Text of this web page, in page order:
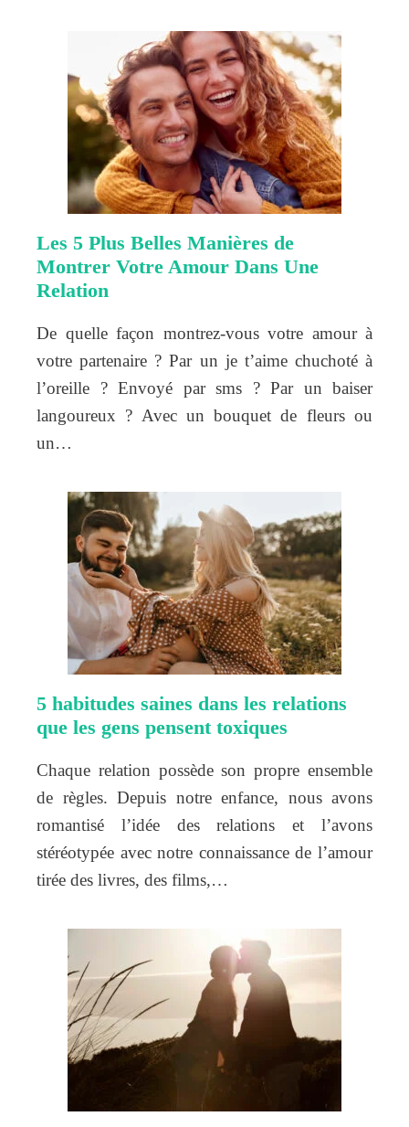
Les 5 Plus Belles Manières de
Montrer Votre Amour Dans Une
Relation
De quelle façon montrez-vous votre amour à
votre partenaire ? Par un je t’aime chuchoté à
l’oreille ? Envoyé par sms ? Par un baiser
langoureux ? Avec un bouquet de fleurs ou
un…
5 habitudes saines dans les relations
que les gens pensent toxiques
Chaque relation possède son propre ensemble
de règles. Depuis notre enfance, nous avons
romantisé l’idée des relations et l’avons
stéréotypée avec notre connaissance de l’amour
tirée des livres, des films,…